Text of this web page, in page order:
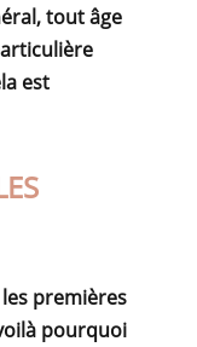
tout âge
est
premières
pourquoi